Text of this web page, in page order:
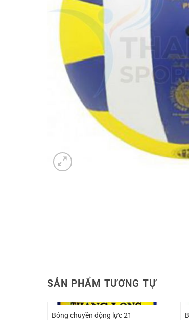
SẢN PHẨM TƯƠNG TỰ
Bóng chuyền động lực 21